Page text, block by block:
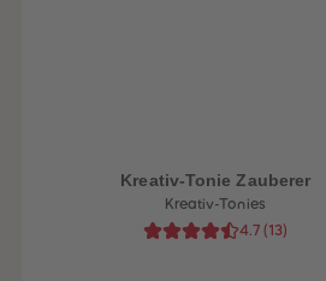
Kreativ-Tonie Zauberer
Kreativ-Tonies
4.7 (13)